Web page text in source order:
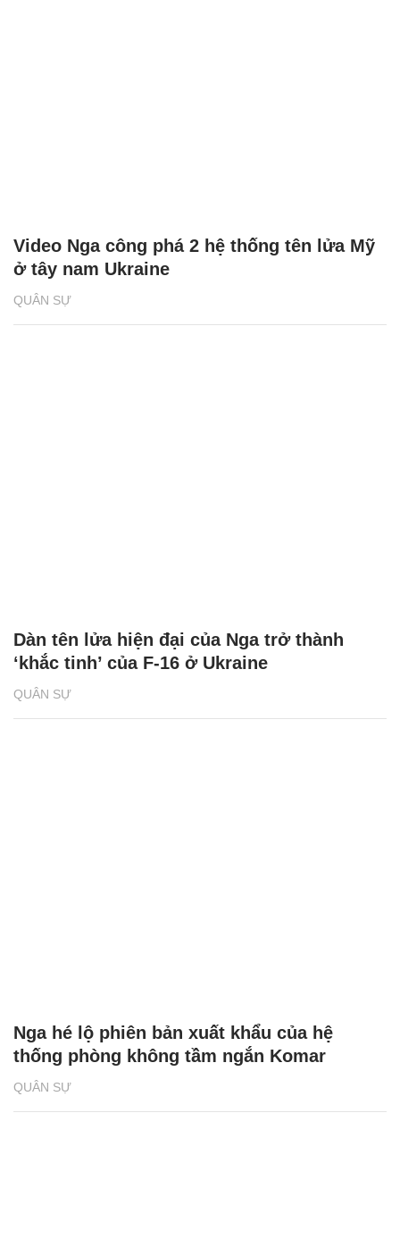
QUÂN SỰ
Video Nga công phá 2 hệ thống tên lửa Mỹ
ở tây nam Ukraine
QUÂN SỰ
Dàn tên lửa hiện đại của Nga trở thành
‘khắc tinh’ của F-16 ở Ukraine
QUÂN SỰ
Nga hé lộ phiên bản xuất khẩu của hệ
thống phòng không tầm ngắn Komar